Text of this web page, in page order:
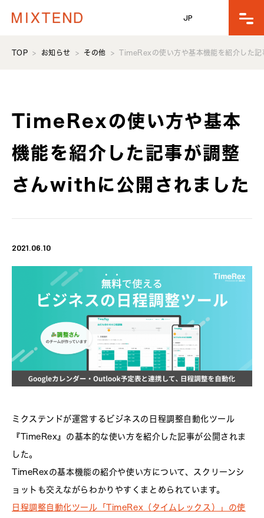
JP
TOP お知らせ その他 TimeRexの使い方や基本機能を紹介した
TimeRexの使い方や基本
機能を紹介した記事が調整
さんwithに公開されました
2021.06.10
ミクステンドが運営するビジネスの日程調整自動化ツール
『TimeRex』の基本的な使い方を紹介した記事が公開されま
した。
TimeRexの基本機能の紹介や使い方について、スクリーンシ
ョットも交えながらわかりやすくまとめられています。
日程調整自動化ツール「TimeRex（タイムレックス）」の使